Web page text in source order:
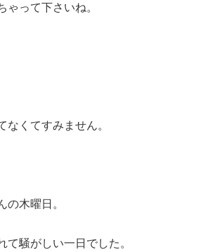
ゃって下さいね。
なくてすみません。
の木曜日。
て騒がしい一日でした。